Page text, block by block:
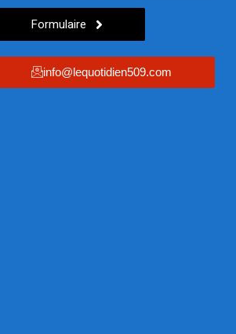
Formulaire
info@lequotidien509.com